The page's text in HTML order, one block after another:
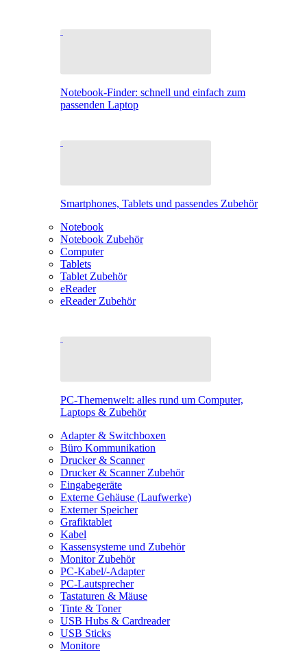
Notebook-Finder: schnell und einfach zum
passenden Laptop
Smartphones, Tablets und passendes Zubehör
Notebook
Notebook Zubehör
Computer
Tablets
Tablet Zubehör
eReader
eReader Zubehör
PC-Themenwelt: alles rund um Computer,
Laptops & Zubehör
Adapter & Switchboxen
Büro Kommunikation
Drucker & Scanner
Drucker & Scanner Zubehör
Eingabegeräte
Externe Gehäuse (Laufwerke)
Externer Speicher
Grafiktablet
Kabel
Kassensysteme und Zubehör
Monitor Zubehör
PC-Kabel/-Adapter
PC-Lautsprecher
Tastaturen & Mäuse
Tinte & Toner
USB Hubs & Cardreader
USB Sticks
Monitore